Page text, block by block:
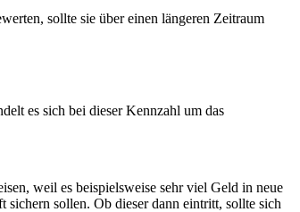
sollte sie über einen längeren Zeitraum
es sich bei dieser Kennzahl um das
weil es beispielsweise sehr viel Geld in neue
sollen. Ob dieser dann eintritt, sollte sich